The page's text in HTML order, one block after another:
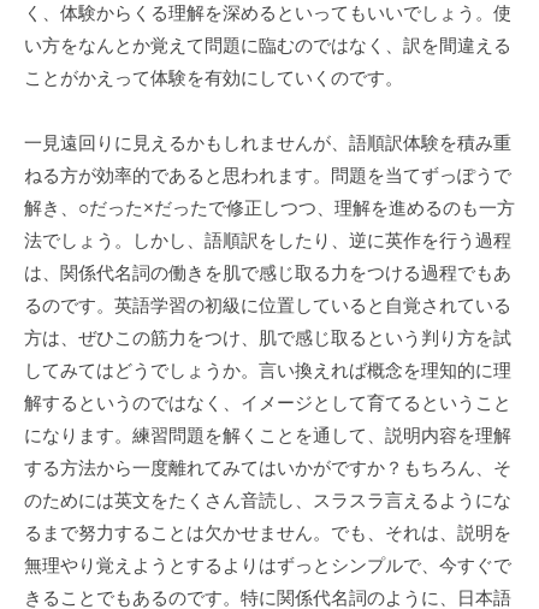
生
・
中
生
・
高
校
生
を
育
き
ま
し
た
。
大
学
く、体験からくる理解を深めるといってもいいでしょう。使
い方をなんとか覚えて問題に臨むのではなく、訳を間違える
ことがかえって体験を有効にしていくのです。
一見遠回りに見えるかもしれませんが、語順訳体験を積み重
ねる方が効率的であると思われます。問題を当てずっぽうで
解き、○だった×だったで修正しつつ、理解を進めるのも一方
法でしょう。しかし、語順訳をしたり、逆に英作を行う過程
は、関係代名詞の働きを肌で感じ取る力をつける過程でもあ
るのです。英語学習の初級に位置していると自覚されている
方は、ぜひこの筋力をつけ、肌で感じ取るという判り方を試
してみてはどうでしょうか。言い換えれば概念を理知的に理
解するというのではなく、イメージとして育てるということ
になります。練習問題を解くことを通して、説明内容を理解
する方法から一度離れてみてはいかがですか？もちろん、そ
のためには英文をたくさん音読し、スラスラ言えるようにな
るまで努力することは欠かせません。でも、それは、説明を
無理やり覚えようとするよりはずっとシンプルで、今すぐで
きることでもあるのです。特に関係代名詞のように、日本語